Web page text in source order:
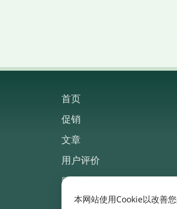
首页
促销
文章
用户评价
购买渠道
本网站使用Cookie以改善